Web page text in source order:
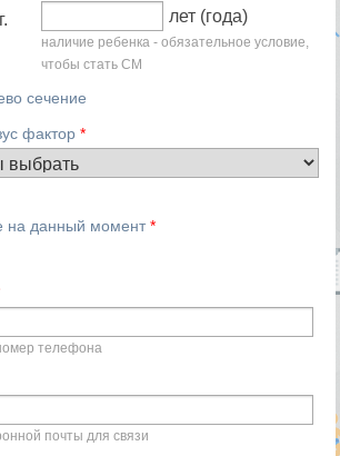
лет (года)
наличие ребенка - обязательное условие,
чтобы стать СМ
сечение
фактор*
на данный момент*
телефона
почты для связи